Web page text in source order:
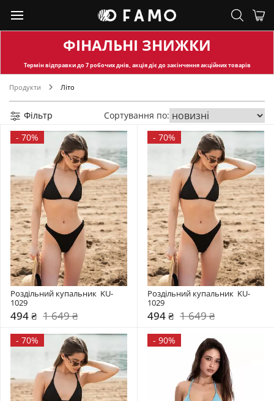
ФІНАЛЬНІ ЗНИЖКИ
Термін відправкидо 7 робочих днів, акція діє до закінчення акційних товарів
Продукти Літо
Фільтр
Сортування по:
- 70%
Роздільний купальник  KU-
1029
494 ₴ 1 649 ₴
- 70%
Роздільний купальник  KU-
1029
494 ₴ 1 649 ₴
- 70% - 90%